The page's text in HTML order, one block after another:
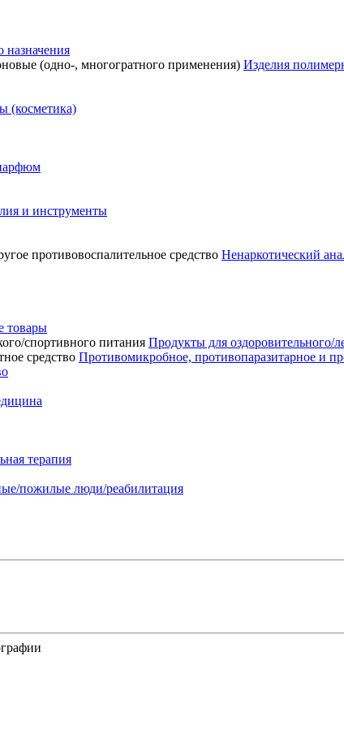
назначения
Изделия
(косметика)
и инструменты
Ненаркотический
товары
Продукты для оздоровительного/
Противомикробное, противопаразитарное и
терапия
пожилые люди/реабилитация